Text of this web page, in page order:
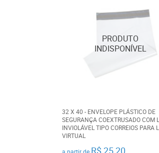
32 X 40 - ENVELOPE PLÁSTICO DE
SEGURANÇA COEXTRUSADO COM
INVIOLÁVEL TIPO CORREIOS PARA
VIRTUAL
a partir de R$ 25,20